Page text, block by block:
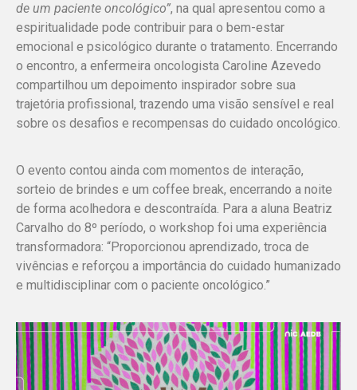
de um paciente oncológico”, na qual apresentou como a
espiritualidade pode contribuir para o bem-estar
emocional e psicológico durante o tratamento. Encerrando
o encontro, a enfermeira oncologista Caroline Azevedo
compartilhou um depoimento inspirador sobre sua
trajetória profissional, trazendo uma visão sensível e real
sobre os desafios e recompensas do cuidado oncológico.
O evento contou ainda com momentos de interação,
sorteio de brindes e um coffee break, encerrando a noite
de forma acolhedora e descontraída. Para a aluna Beatriz
Carvalho do 8º período, o workshop foi uma experiência
transformadora: “Proporcionou aprendizado, troca de
vivências e reforçou a importância do cuidado humanizado
e multidisciplinar com o paciente oncológico.”